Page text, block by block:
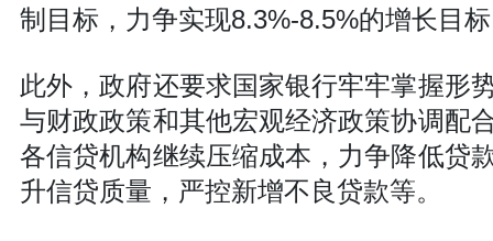
制目标，力争实现8.3%-8.5%的增长目
此外，政府还要求国家银行牢牢掌握形
与财政政策和其他宏观经济政策协调配
各信贷机构继续压缩成本，力争降低贷
升信贷质量，严控新增不良贷款等。